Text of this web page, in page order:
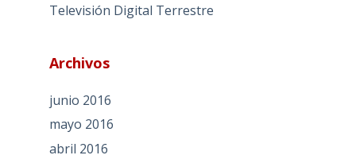
Televisión Digital Terrestre
Archivos
junio 2016
mayo 2016
abril 2016